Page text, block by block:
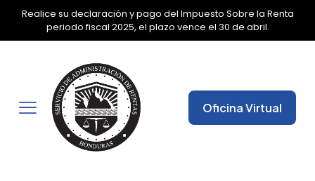
Realice su declaración y pago del Impuesto Sobre la Renta
periodo fiscal 2025, el plazo vence el 30 de abril.
✕
Oficina Virtual